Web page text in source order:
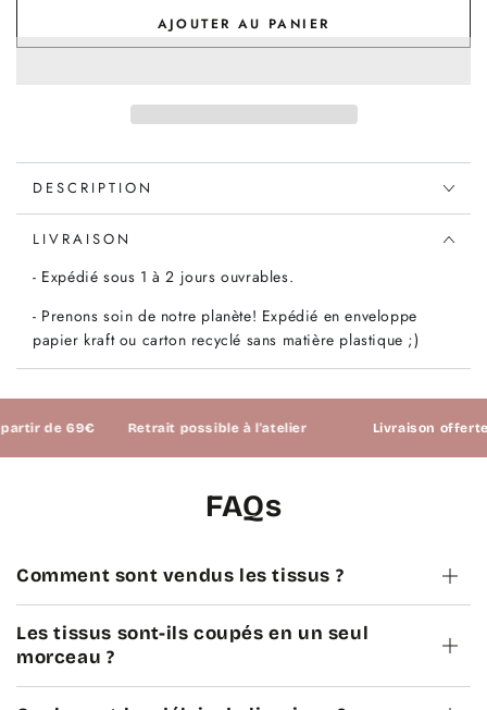
brodé
marsala,
45x60cm
quantité
double
gaze
brodé
marsala,
45x60cm
AJOUTER AU PANIER
DESCRIPTION
LIVRAISON
- Expédié sous 1 à 2 jours ouvrables.
- Prenons soin de notre planète! Expédié en enveloppe
papier kraft ou carton recyclé sans matière plastique ;)
de 69€ Retrait possible à l'atelier Livraison offerte à
FAQs
Comment sont vendus les tissus ?
Les tissus sont-ils coupés en un seul
morceau ?